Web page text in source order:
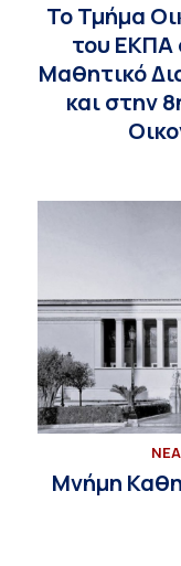
Το Τμήμα
του ΕΚΠΑ
Μαθητικό
και στην
Μνήμη